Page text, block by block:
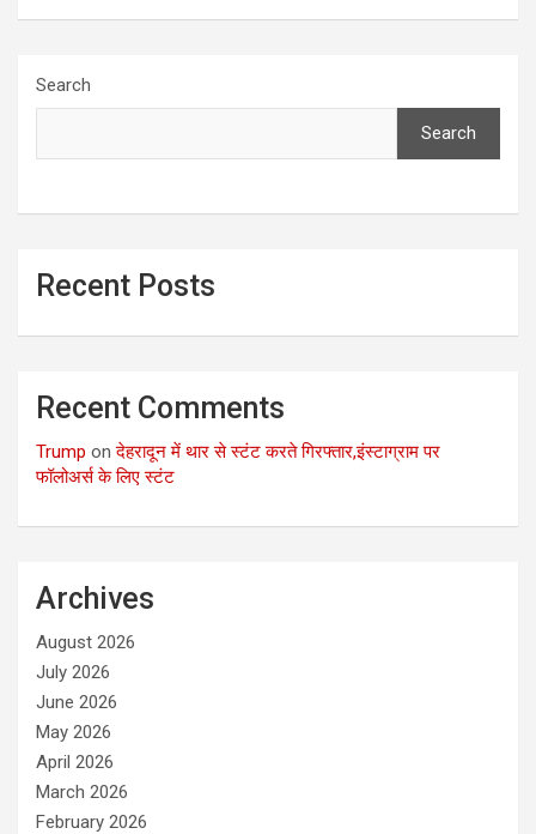
Search
Search
Recent Posts
Recent Comments
Trump onदेहरादून में थार से स्टंट करते गिरफ्तार,इंस्टाग्राम पर
फॉलोअर्स के लिए स्टंट
Archives
August 2026
July 2026
June 2026
May 2026
April 2026
March 2026
February 2026